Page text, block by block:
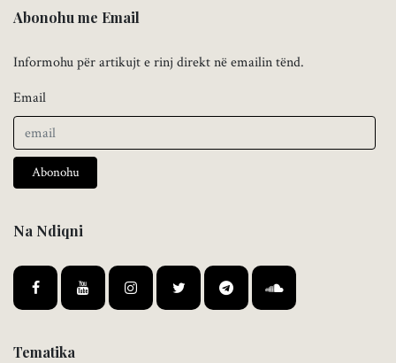
Abonohu me Email
Informohu për artikujt e rinj direkt në emailin tënd.
Email
Abonohu
Na Ndiqni
Tematika